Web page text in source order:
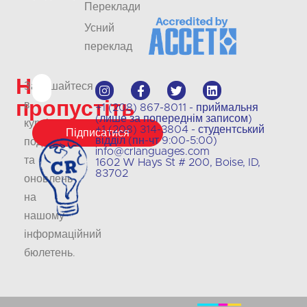
Не
пропустіть
Залишайтеся
в
курсі
подій
та
оновлень
на
нашому
інформаційний
бюлетень.
Підписатися
+1 (208) 867-8011 - приймальня
(лише за попереднім записом)
+1 (208) 314-3804 - студентський
відділ (пн-чт 9:00-5:00)
info@crlanguages.com
1602 W Hays St # 200, Boise, ID,
83702
Переклади
Усний
переклад